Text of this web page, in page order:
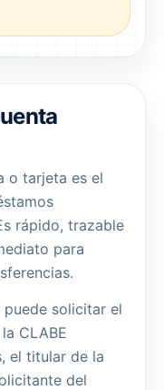
o tarjeta es el
rápido, trazable
para
solicitar el
CLABE
el titular de la
del